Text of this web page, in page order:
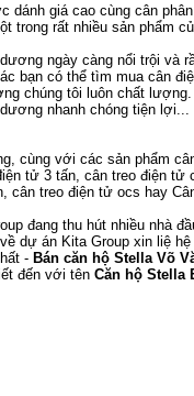
dánh giá cao cùng cân
trong rất nhiều sản phẩm
ngày càng nổi trội và
bạn có thể tìm mua cân
chúng tôi luôn chất
nhanh chóng tiện lợi...
cùng với các sản phẩm
tử 3 tấn cân treo điện tử
cân treo điện tử ocs hay
đang thu hút nhiều nhà
dự án Kita Group xin liệ hệ
- Bán căn hộ Stella Võ
đến với tên Căn hộ Stella